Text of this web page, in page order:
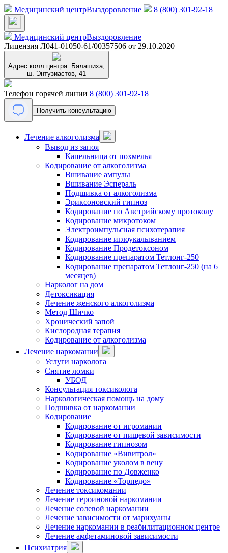
Медицинский центрВыздоровление 8 (800) 301-92-18
Медицинский центрВыздоровление
Лицензия Л041-01050-61/00357506 от 29.10.2020
Адрес колл центра: Балашиха,
ш. Энтузиастов, 41
Телефон горячей линии 8 (800) 301-92-18
Получить консультацию
Лечение алкоголизма
Вывод из запоя
Капельница от похмелья
Кодирование от алкоголизма
Вшивание ампулы
Вшивание Эспераль
Подшивка от алкоголизма
Эриксоновский гипноз
Кодирование по Австрийскому протоколу
Кодирование микротоком
Электроимпульсная психотерапия
Кодирование иглоукалыванием
Кодирование Продетоксоном
Кодирование препаратом Тетлонг-250
Кодирование препаратом Тетлонг-250 (на 6
месяцев)
Нарколог на дом
Детоксикация
Лечение женского алкоголизма
Метод Шичко
Хронический запой
Кислородная терапия
Кодирование от алкоголизма
Лечение наркомании
Услуги нарколога
Снятие ломки
УБОД
Консультация токсиколога
Наркологическая помощь на дому
Подшивка от наркомании
Кодирование
Кодирование от игромании
Кодирование от пищевой зависимости
Кодирование гипнозом
Кодирование «Вивитрол»
Кодирование уколом в вену
Кодирование по Довженко
Кодирование «Торпедо»
Лечение токсикомании
Лечение героиновой наркомании
Лечение солевой наркомании
Лечение зависимости от марихуаны
Лечение наркомании в реабилитационном центре
Лечение амфетаминовой зависимости
Психиатрия